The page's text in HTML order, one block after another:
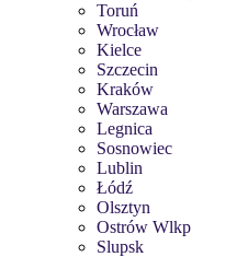
Toruń
Wrocław
Kielce
Szczecin
Kraków
Warszawa
Legnica
Sosnowiec
Lublin
Łódź
Olsztyn
Ostrów Wlkp
Slupsk